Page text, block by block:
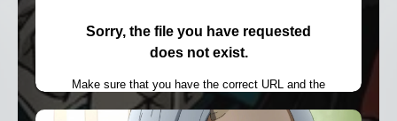
Temporada5